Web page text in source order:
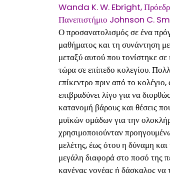
Wanda K. W. Ebright,
Πανεπιστήμιο Johnson C.
Ο προσανατολισμός σε ένα
μαθήματος και τη συνάντηση
μεταξύ αυτού που τονίστηκε
τώρα σε επίπεδο κολεγίου.
επίκεντρο πριν από το
επιβραδύνει λίγο για να
κατανομή βάρους και θέσεις
μυϊκών ομάδων για την
χρησιμοποιούνταν
μελέτης, έως ότου η δύναμη
μεγάλη διαφορά στο ποσό της
κανένας γονέας ή δάσκαλος να